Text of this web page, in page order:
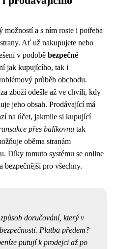
a s ním roste i potřeba
Ať už nakupujete nebo
v podobě bezpečné
jak kupujícího, tak i
průběh obchodu.
zboží odešle až ve chvíli, kdy
jeho obsah. Prodávající má
na účet, jakmile si kupující
přes balíkovnu tak
oběma stranám
Díky tomuto systému se online
bezpečnější pro všechny.
doručování, který v
Platba předem?
putují k prodejci až po